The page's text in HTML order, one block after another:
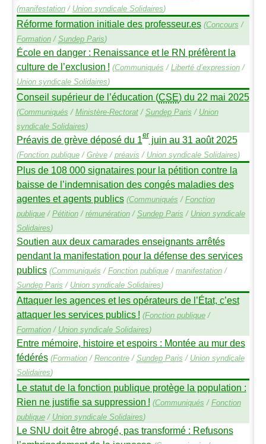
(manifestation/ Union syndicale Solidaires)
Réforme formation initiale des professeur.es (Concours /
Formation/ SundepParis)
École en danger : Renaissance et le RN préfèrent la
culture de l’exclusion ! (Communiqués / Liberté d’expression/
Union syndicale Solidaires)
Conseil supérieur de l’éducation (CSE) du 22 mai 2025
(Communiqués / Ministère-Rectorat/ SundepParis / Union
syndicale Solidaires)
Préavis de grève déposé du 1erjuin au 31 août 2025
(Fonction publique/ Grève/ préavis / Union syndicale Solidaires)
Plus de 108 000 signataires pour la pétition contre la
baisse de l’indemnisation des congés maladies des
agentes et agents publics (Communiqués / Fonction
publique/ Pétition/ rémunération/ SundepParis / Union syndicale
Solidaires)
Soutien aux deux camarades enseignants arrêtés
pendant la manifestation pour la défense des services
publics (Communiqués / Fonction publique/ manifestation/
SundepParis / Union syndicale Solidaires)
Attaquer les agences et les opérateurs de l’État, c’est
attaquer les services publics ! (Fonction publique/
Formation/ Union syndicale Solidaires)
Entre mémoire, histoire et espoirs : Montée au mur des
fédérés (Formation/ Rencontre/ SundepParis / Union syndicale
Solidaires)
Le statut de la fonction publique protège la population :
Rien ne justifie sa suppression ! (Communiqués / Fonction
publique/ Union syndicale Solidaires)
Le SNU doit être abrogé, pas transformé : Refusons